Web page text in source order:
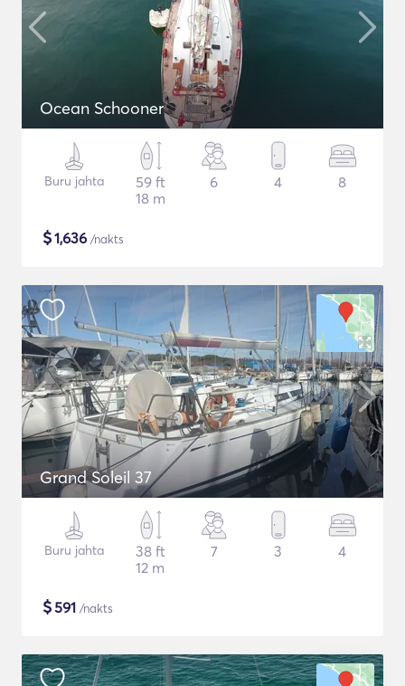
Ocean Schooner
Buru jahta
59 ft
18 m
6 4 8
$1,636 /nakts
Grand Soleil 37
Buru jahta
38 ft
12 m
7 3 4
$591 /nakts